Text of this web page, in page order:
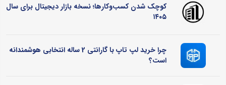
کوچک شدن کسب‌وکارها؛ نسخه بازار دیجیتال برای سال
۱۴۰۵
چرا خرید لپ تاپ با گارانتی 2 ساله انتخابی هوشمندانه
است؟